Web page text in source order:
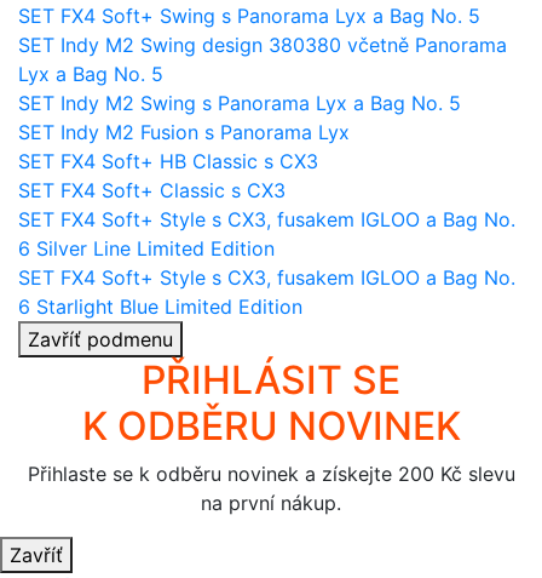
SET FX4 Soft+ Swing s Panorama Lyx a Bag No. 5
SET Indy M2 Swing design 380380 včetně Panorama
Lyx a Bag No. 5
SET Indy M2 Swing s Panorama Lyx a Bag No. 5
SET Indy M2 Fusion s Panorama Lyx
SET FX4 Soft+ HB Classic s CX3
SET FX4 Soft+ Classic s CX3
SET FX4 Soft+ Style s CX3, fusakem IGLOO a Bag No.
6 Silver Line Limited Edition
SET FX4 Soft+ Style s CX3, fusakem IGLOO a Bag No.
6 Starlight Blue Limited Edition
Zavříť podmenu
PŘIHLÁSIT SE
K ODBĚRU NOVINEK
Přihlaste se k odběru novinek a získejte 200 Kč slevu
na první nákup.
Zavříť